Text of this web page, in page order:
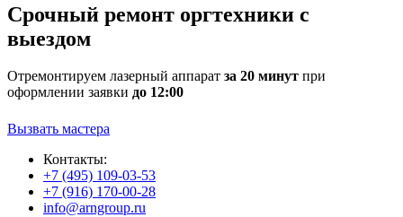
Срочный ремонт оргтехники с
выездом
Отремонтируем лазерный аппарат за 20 минут при
оформлении заявки до 12:00
Вызвать мастера
Контакты:
+7 (495) 109-03-53
+7 (916) 170-00-28
info@arngroup.ru